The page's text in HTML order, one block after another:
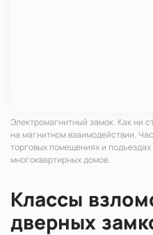
Электромагнитный замок. Как ни
на магнитном взаимодействии.
торговых помещениях и подъездах
многоквартирных домов.
Классы
дверных